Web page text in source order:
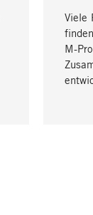
Viele
M-